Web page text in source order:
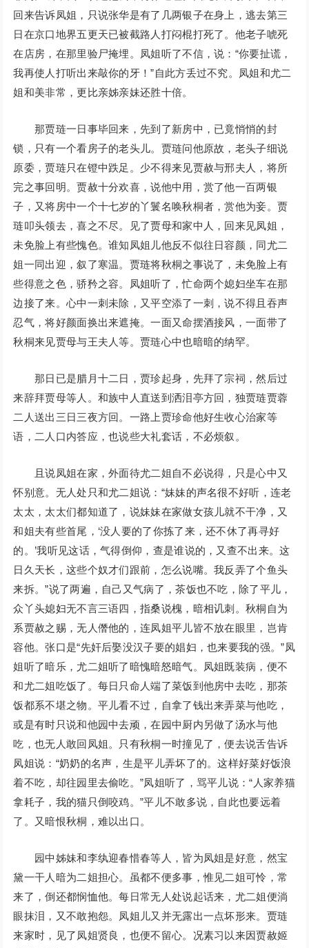
回来告诉凤姐，只说张华是有了几两银子在身上，逃去第三
日在京口地界五更天已被截路人打闷棍打死了。他老子唬死
在店房，在那里验尸掩埋。凤姐听了不信，说：“你要扯谎，
我再使人打听出来敲你的牙！”自此方丢过不究。凤姐和尤二
姐和美非常，更比亲姊亲妹还胜十倍。
那贾琏一日事毕回来，先到了新房中，已竟悄悄的封
锁，只有一个看房子的老头儿。贾琏问他原故，老头子细说
原委，贾琏只在镫中跌足。少不得来见贾赦与邢夫人，将所
完之事回明。贾赦十分欢喜，说他中用，赏了他一百两银
子，又将房中一个十七岁的丫鬟名唤秋桐者，赏他为妾。贾
琏叩头领去，喜之不尽。见了贾母和家中人，回来见凤姐，
未免脸上有些愧色。谁知凤姐儿他反不似往日容颜，同尤二
姐一同出迎，叙了寒温。贾琏将秋桐之事说了，未免脸上有
些得意之色，骄矜之容。凤姐听了，忙命两个媳妇坐车在那
边接了来。心中一刺未除，又平空添了一刺，说不得且吞声
忍气，将好颜面换出来遮掩。一面又命摆酒接风，一面带了
秋桐来见贾母与王夫人等。贾琏心中也暗暗的纳罕。
那日已是腊月十二日，贾珍起身，先拜了宗祠，然后过
来辞拜贾母等人。和族中人直送到洒泪亭方回，独贾琏贾蓉
二人送出三日三夜方回。一路上贾珍命他好生收心治家等
语，二人口内答应，也说些大礼套话，不必烦叙。
且说凤姐在家，外面待尤二姐自不必说得，只是心中又
怀别意。无人处只和尤二姐说：“妹妹的声名很不好听，连老
太太，太太们都知道了，说妹妹在家做女孩儿就不干净，又
和姐夫有些首尾，‘没人要的了你拣了来，还不休了再寻好
的。’我听见这话，气得倒仰，查是谁说的，又查不出来。这
日久天长，这些个奴才们跟前，怎么说嘴。我反弄了个鱼头
来拆。”说了两遍，自己又气病了，茶饭也不吃，除了平儿，
众丫头媳妇无不言三语四，指桑说槐，暗相讥刺。秋桐自为
系贾赦之赐，无人僭他的，连凤姐平儿皆不放在眼里，岂肯
容他。张口是“先奸后娶没汉子要的娼妇，也来要我的强。”凤
姐听了暗乐，尤二姐听了暗愧暗怒暗气。凤姐既装病，便不
和尤二姐吃饭了。每日只命人端了菜饭到他房中去吃，那茶
饭都系不堪之物。平儿看不过，自拿了钱出来弄菜与他吃，
或是有时只说和他园中去顽，在园中厨内另做了汤水与他
吃，也无人敢回凤姐。只有秋桐一时撞见了，便去说舌告诉
凤姐说：“奶奶的名声，生是平儿弄坏了的。这样好菜好饭浪
着不吃，却往园里去偷吃。”凤姐听了，骂平儿说：“人家养猫
拿耗子，我的猫只倒咬鸡。”平儿不敢多说，自此也要远着
了。又暗恨秋桐，难以出口。
园中姊妹和李纨迎春惜春等人，皆为凤姐是好意，然宝
黛一干人暗为二姐担心。虽都不便多事，惟见二姐可怜，常
来了，倒还都悯恤他。每日常无人处说起话来，尤二姐便淌
眼抹泪，又不敢抱怨。凤姐儿又并无露出一点坏形来。贾琏
来家时，见了凤姐贤良，也便不留心。况素习以来因贾赦姬